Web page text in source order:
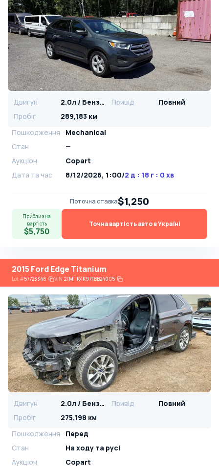
Двигун 2.0л / Бензин Привід
Повний
Пробіг
289,183 км
Пошкодження
Mechanical
Стан
—
Аукціон
Copart
Дата та час
8/12/2026, 1:00/2 д : 18 г : 0 хв
Поточна ставка$1,250
Приблизна
вартість
$5,750
Точна вартість авто в Україні
2015 Ford Edge Titanium
Lot#57723346 VIN:2FMTK4K97FBB24005
Двигун 2.0л / Бензин Привід
Повний
Пробіг
275,198 км
Пошкодження
Перед
Стан
На ​​ходу та русі
Аукціон
Copart